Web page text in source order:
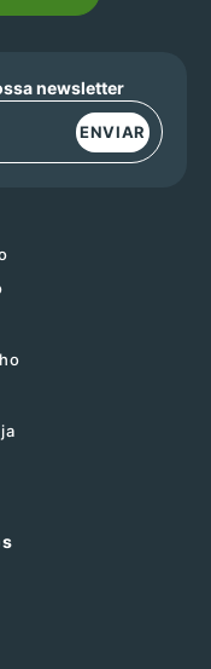
newsletter
ENVIAR